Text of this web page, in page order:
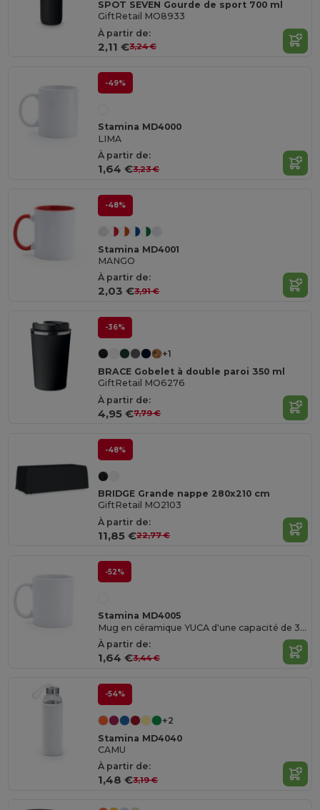
SPOT SEVEN Gourde de sport 700 ml
GiftRetail MO8933
À partir de:
2,11 €3,24 €
-49%
Stamina MD4000
LIMA
À partir de:
1,64 €3,23 €
-48%
Stamina MD4001
MANGO
À partir de:
2,03 €3,91 €
-36%
+1
BRACE Gobelet à double paroi 350 ml
GiftRetail MO6276
À partir de:
4,95 €7,79 €
-48%
BRIDGE Grande nappe 280x210 cm
GiftRetail MO2103
À partir de:
11,85 €22,77 €
-52%
Stamina MD4005
Mug en céramique YUCA d'une capacité de 370 ml
À partir de:
1,64 €3,44 €
-54%
+2
Stamina MD4040
CAMU
À partir de:
1,48 €3,19 €